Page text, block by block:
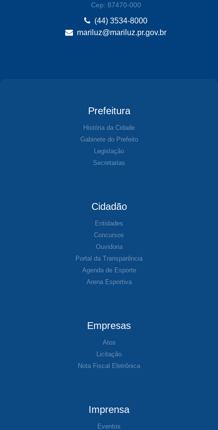
Cep: 87470-000
(44) 3534-8000
mariluz@mariluz.pr.gov.br
Prefeitura
História da Cidade
Gabinete do Prefeito
Legislação
Secretarias
Cidadão
Entidades
Concursos
Ouvidoria
Portal da Transparência
Agenda de Esporte
Arena Esportiva
Empresas
Atos
Licitação
Nota Fiscal Eletrônica
Imprensa
Eventos